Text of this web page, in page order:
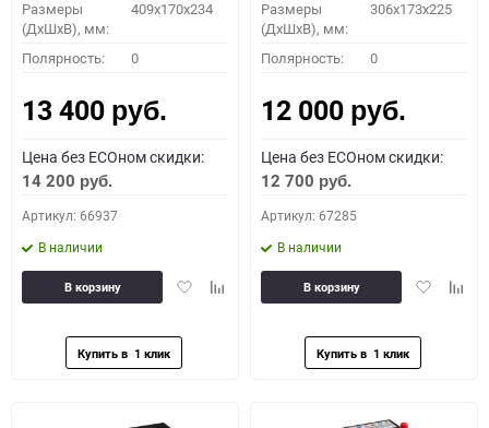
Размеры
(ДхШхВ), мм:
409x170x234
Полярность: 0
13 400 руб.
Цена без ECOном скидки:
14 200 руб.
Артикул: 66937
В наличии
ДобавитьДобавить
В корзину
Размеры
(ДхШхВ), мм:
306x173x225
Полярность: 0
12 000 руб.
Цена без ECOном скидки:
12 700 руб.
Артикул: 67285
В наличии
Добавить
В корзину